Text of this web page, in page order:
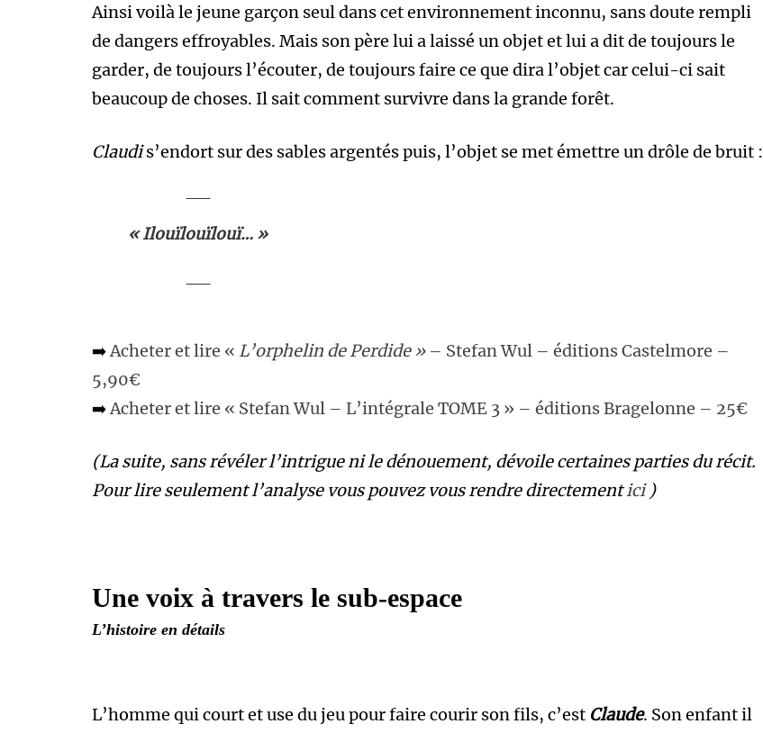
Ainsi voilà le jeune garçon seul dans cet environnement inconnu, sans doute rempli
de dangers effroyables. Mais son père lui a laissé un objet et lui a dit de toujours le
garder, de toujours l’écouter, de toujours faire ce que dira l’objet car celui-ci sait
beaucoup de choses. Il sait comment survivre dans la grande forêt.
Claudis’endort sur des sables argentés puis, l’objet se met émettre un drôle de bruit :
« Ilouïlouïlouï… »
➡️Acheter et lire « L’orphelin de Perdide »– Stefan Wul – éditions Castelmore –
5,90€
➡️Acheter et lire « Stefan Wul – L’intégrale TOME 3 » – éditions Bragelonne – 25€
(La suite, sans révéler l’intrigue ni le dénouement, dévoile certaines parties du récit.
Pour lire seulement l’analyse vous pouvez vous rendre directementici)
Une voix à travers le sub-espace
L’histoire en détails
L’homme qui court et use du jeu pour faire courir son fils, c’est Claude. Son enfant il